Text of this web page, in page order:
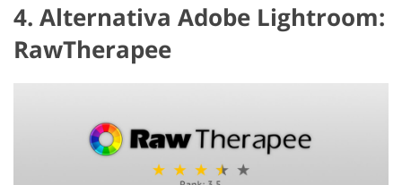
4. Alternativa Adobe Lightroom:
RawTherapee